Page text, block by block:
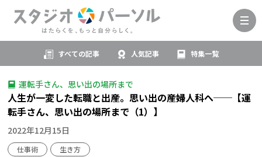
すべての記事 人気記事 特集一覧
運転手さん、思い出の場所まで
人生が一変した転職と出産。思い出の産婦人科へ──【運
転手さん、思い出の場所まで（1）】
2022年12月15日
仕事術 生き方